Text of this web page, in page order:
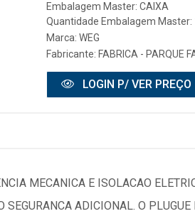
Embalagem Master: CAIXA
Quantidade Embalagem Master:
Marca: WEG
Fabricante: FABRICA - PARQUE
LOGIN P/ VER PREÇO
MECANICA E ISOLACAO
ADICIONAL. O